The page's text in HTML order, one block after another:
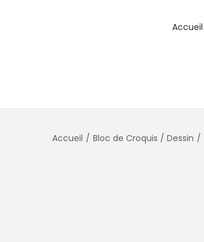
Accueil
Accueil / Bloc de Croquis / Dessin /